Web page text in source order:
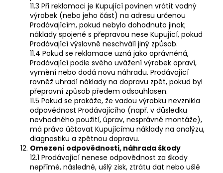
11.3 Při reklamaci je Kupující povinen vrátit vadný
výrobek (nebo jeho část) na adresu určenou
Prodávajícím, pokud nebylo dohodnuto jinak;
náklady spojené s přepravou nese Kupující, pokud
Prodávající výslovně neschválí jiný způsob.
11.4 Pokud se reklamace uzná jako oprávněná,
Prodávající podle svého uvážení výrobek opraví,
vymění nebo dodá novu náhradu. Prodávající
rovněž uhradí náklady na dopravu zpět, pokud byl
přepravní způsob předem odsouhlasen.
11.5 Pokud se prokáže, že vadou výrobku nevznikla
odpovědnost Prodávajícího (např. v důsledku
nevhodného použití, úprav, nesprávné montáže),
má právo účtovat Kupujícímu náklady na analýzu,
diagnostiku a zpětnou dopravu.
Omezení odpovědnosti, náhrada škody
12.1 Prodávající nenese odpovědnost za škody
nepřímé, následné, ušlý zisk, ztrátu dat nebo ušlé